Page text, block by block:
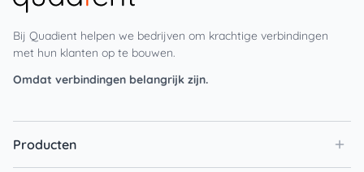
Bij Quadient helpen we bedrijven om krachtige verbindingen
met hun klanten op te bouwen.
Omdat verbindingen belangrijk zijn.
Producten